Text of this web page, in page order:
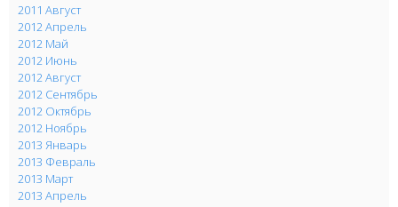
2011 Август
2012 Апрель
2012 Май
2012 Июнь
2012 Август
2012 Сентябрь
2012 Октябрь
2012 Ноябрь
2013 Январь
2013 Февраль
2013 Март
2013 Апрель